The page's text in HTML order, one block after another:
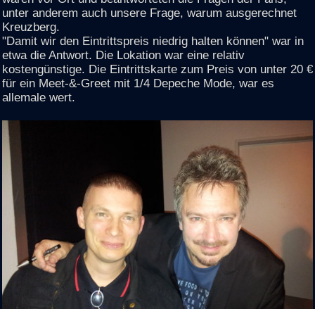
unter anderem auch unsere Frage, warum ausgerechnet
Kreuzberg.
"Damit wir den Eintrittspreis niedrig halten können" war in
etwa die Antwort. Die Lokation war eine relativ
kostengünstige. Die Eintrittskarte zum Preis von unter 20 €
für ein Meet-&-Greet mit 1/4 Depeche Mode, war es
allemale wert.